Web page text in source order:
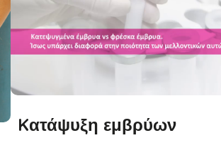
Kατάψυξη εμβρύων